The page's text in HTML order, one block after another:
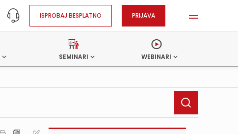
ISPROBAJ BESPLATNO PRIJAVA
SEMINARI WEBINARI